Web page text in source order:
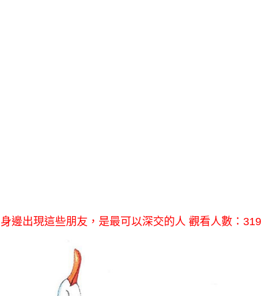
身邊出現這些朋友，是最可以深交的人 觀看人數：319